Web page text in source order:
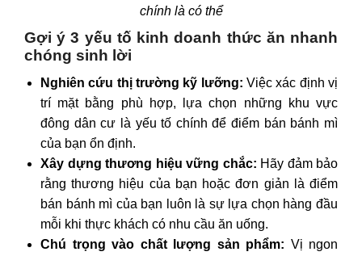
chính là có thể
Gợi ý 3 yếu tố kinh doanh thức ăn nhanh
chóng sinh lời
Nghiên cứu thị trường kỹ lưỡng: Việc xác định vị
trí mặt bằng phù hợp, lựa chọn những khu vực
đông dân cư là yếu tố chính để điểm bán bánh mì
của bạn ổn định.
Xây dựng thương hiệu vững chắc: Hãy đảm bảo
rằng thương hiệu của bạn hoặc đơn giản là điểm
bán bánh mì của bạn luôn là sự lựa chọn hàng đầu
mỗi khi thực khách có nhu cầu ăn uống.
Chú trọng vào chất lượng sản phẩm: Vị ngon